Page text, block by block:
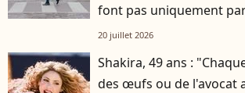
font pas uniquement
20 juillet 2026
Shakira, 49 ans :
des œufs ou de l'avocat